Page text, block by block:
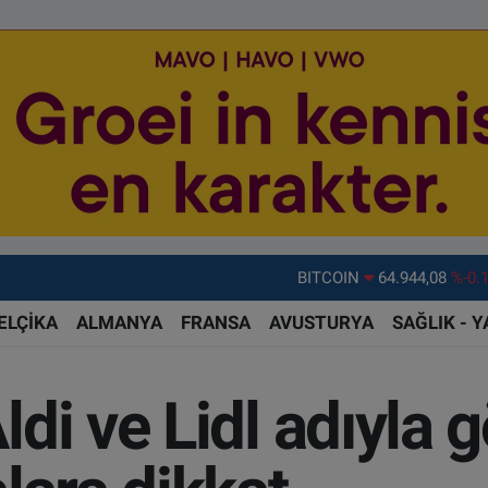
DOLAR 47,7436
EURO
55,2510
GRAM ALTIN
6660.55
BİST100
13.779 %-
ALMANYA FRANSA AVUSTURYA SAĞLIK -
ve Lidl adıyla